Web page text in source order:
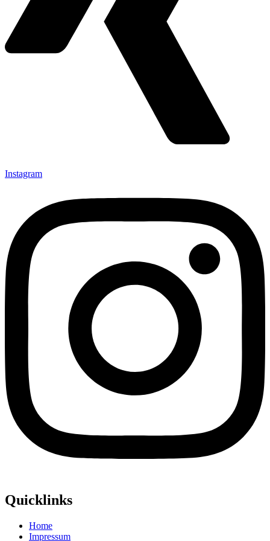
Instagram
Quicklinks
Home
Impressum